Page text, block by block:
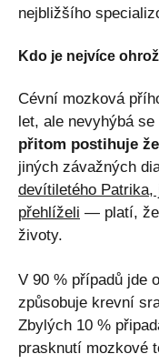
nejbližšího
Kdo je nejvíce
Cévní mozková
let, ale nevyhýbá
přitom postihuje
jiných závažných
devítiletého
přehlíželi — platí, že
životy.
V 90 % případů jde
způsobuje krevní
Zbylých 10 %
prasknutí mozkové